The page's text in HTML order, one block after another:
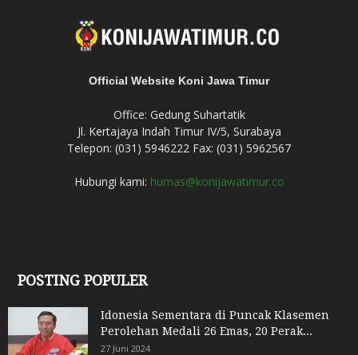
Official Website Koni Jawa Timur
Office: Gedung Suhartatik
Jl. Kertajaya Indah Timur IV/5, Surabaya
Telepon: (031) 5946222 Fax: (031) 5962567
Hubungi kami: humas@konijawatimur.co
POSTING POPULER
Idonesia Sementara di Puncak Klasemen
Perolehan Medali 26 Emas, 20 Perak...
27 Juni 2024